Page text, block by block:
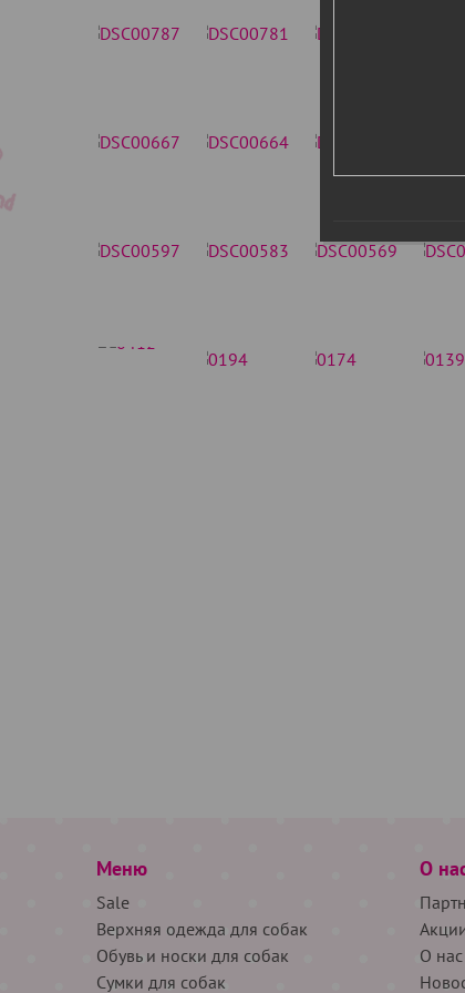
Меню
Sale
Верхняя одежда для собак
Обувь и носки для собак
Сумки для собак
О
О нас